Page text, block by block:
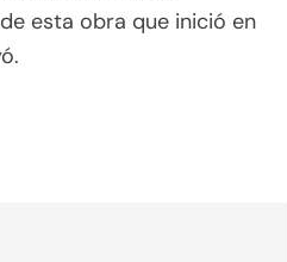
esta obra que inició en